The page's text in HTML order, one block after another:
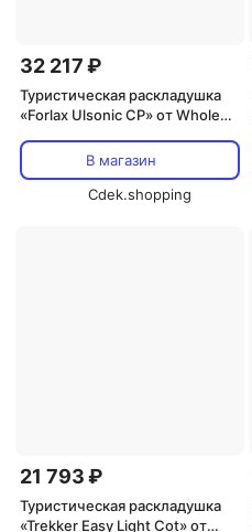
32 217 ₽
Туристическая раскладушка
«Forlax Ulsonic CP» от Whole
В магазин
Cdek.shopping
21 793 ₽
Туристическая раскладушка
«Trekker Easy Light Cot» от